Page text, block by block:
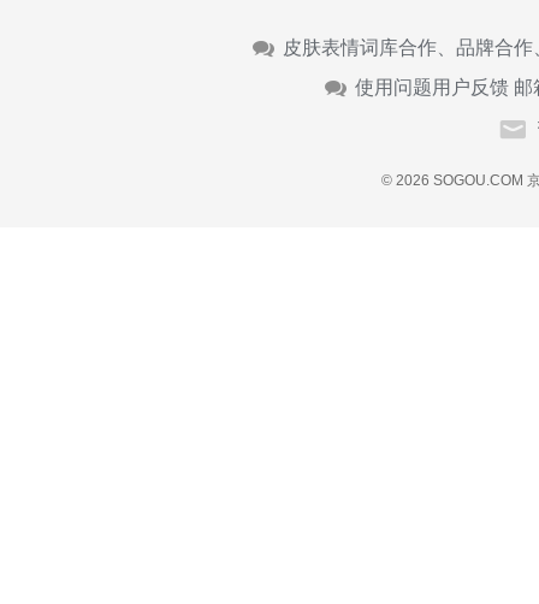
皮肤表情词库合作、品牌合
使用问题用户反馈 邮
© 2026 SOGOU.COM